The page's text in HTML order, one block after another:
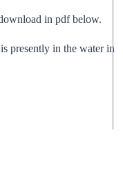
in pdf below.
presently in the water in